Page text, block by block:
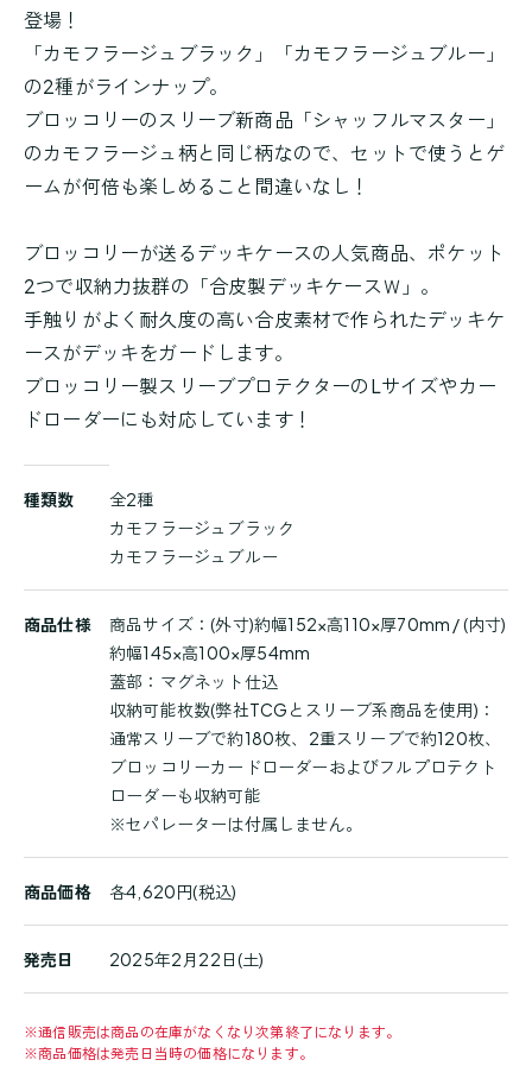
登場！
「カモフラージュブラック」「カモフラージュブルー」
の2種がラインナップ。
ブロッコリーのスリーブ新商品「シャッフルマスター」
のカモフラージュ柄と同じ柄なので、セットで使うとゲ
ームが何倍も楽しめること間違いなし！
ブロッコリーが送るデッキケースの人気商品、ポケット
2つで収納力抜群の「合皮製デッキケースＷ」。
手触りがよく耐久度の高い合皮素材で作られたデッキケ
ースがデッキをガードします。
ブロッコリー製スリーブプロテクターのLサイズやカー
ドローダーにも対応しています！
品
種類数
全2種
カモフラージュブラック
カモフラージュブルー
商品仕様
商品サイズ：(外寸)約幅152×高110×厚70mm / (内寸)
約幅145×高100×厚54mm
蓋部：マグネット仕込
収納可能枚数(弊社TCGとスリーブ系商品を使用)：
通常スリーブで約180枚、2重スリーブで約120枚、
ブロッコリーカードローダーおよびフルプロテクト
ローダーも収納可能
※セパレーターは付属しません。
商品価格 各4,620円(税込)
発売日 2025年2月22日(土)
※通信販売は商品の在庫がなくなり次第終了になります。
※商品価格は発売日当時の価格になります。